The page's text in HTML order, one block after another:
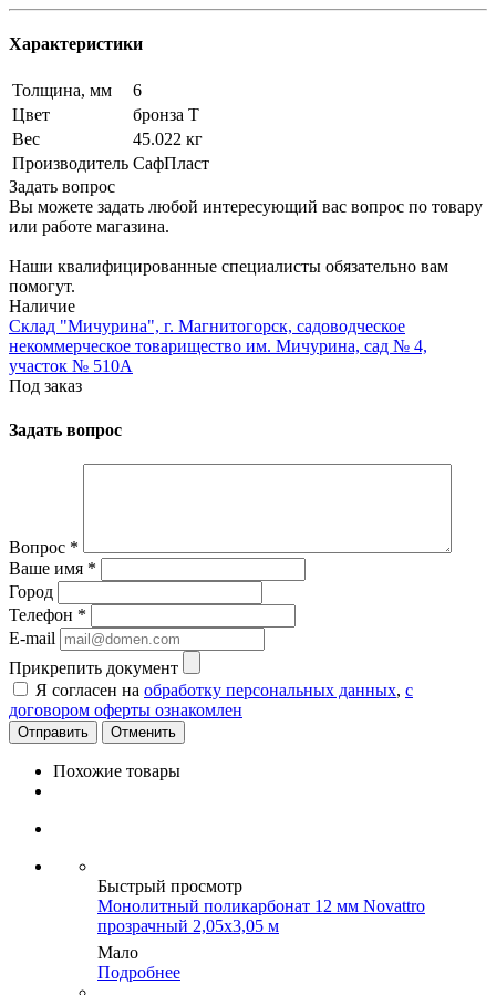
Характеристики
Толщина, мм
6
Цвет
бронза Т
Вес
45.022 кг
Производитель СафПласт
Задать вопрос
Вы можете задать любой интересующий вас вопрос по товару
или работе магазина.
Наши квалифицированные специалисты обязательно вам
помогут.
Наличие
Склад "Мичурина", г. Магнитогорск, садоводческое
некоммерческое товарищество им. Мичурина, сад № 4,
участок № 510А
Под заказ
Задать вопрос
Вопрос *
Ваше имя *
Город
Телефон *
E-mail
Прикрепить документ
Я согласен на обработку персональных данных, с
договором оферты ознакомлен
Отменить
Похожие товары
Быстрый просмотр
Монолитный поликарбонат 12 мм Novattro
прозрачный 2,05х3,05 м
Мало
Подробнее